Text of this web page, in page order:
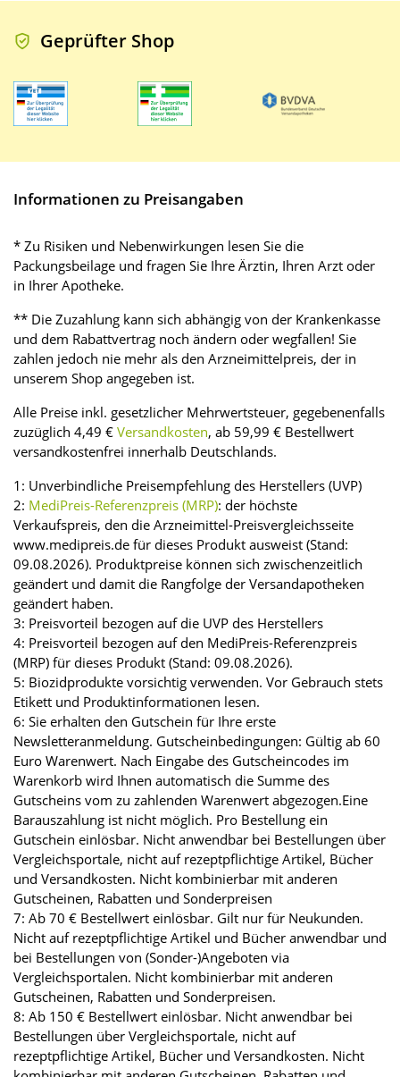
Geprüfter Shop
Informationen zu Preisangaben
* Zu Risiken und Nebenwirkungen lesen Sie die
Packungsbeilage und fragen Sie Ihre Ärztin, Ihren Arzt oder
in Ihrer Apotheke.
** Die Zuzahlung kann sich abhängig von der Krankenkasse
und dem Rabattvertrag noch ändern oder wegfallen! Sie
zahlen jedoch nie mehr als den Arzneimittelpreis, der in
unserem Shop angegeben ist.
Alle Preise inkl. gesetzlicher Mehrwertsteuer, gegebenenfalls
zuzüglich 4,49 € Versandkosten, ab 59,99 € Bestellwert
versandkostenfrei innerhalb Deutschlands.
1: Unverbindliche Preisempfehlung des Herstellers (UVP)
2: MediPreis-Referenzpreis (MRP): der höchste
Verkaufspreis, den die Arzneimittel-Preisvergleichsseite
www.medipreis.de für dieses Produkt ausweist (Stand:
09.08.2026). Produktpreise können sich zwischenzeitlich
geändert und damit die Rangfolge der Versandapotheken
geändert haben.
3: Preisvorteil bezogen auf die UVP des Herstellers
4: Preisvorteil bezogen auf den MediPreis-Referenzpreis
(MRP) für dieses Produkt (Stand: 09.08.2026).
5: Biozidprodukte vorsichtig verwenden. Vor Gebrauch stets
Etikett und Produktinformationen lesen.
6: Sie erhalten den Gutschein für Ihre erste
Newsletteranmeldung. Gutscheinbedingungen: Gültig ab 60
Euro Warenwert. Nach Eingabe des Gutscheincodes im
Warenkorb wird Ihnen automatisch die Summe des
Gutscheins vom zu zahlenden Warenwert abgezogen.Eine
Barauszahlung ist nicht möglich. Pro Bestellung ein
Gutschein einlösbar. Nicht anwendbar bei Bestellungen über
Vergleichsportale, nicht auf rezeptpflichtige Artikel, Bücher
und Versandkosten. Nicht kombinierbar mit anderen
Gutscheinen, Rabatten und Sonderpreisen
7: Ab 70 € Bestellwert einlösbar. Gilt nur für Neukunden.
Nicht auf rezeptpflichtige Artikel und Bücher anwendbar und
bei Bestellungen von (Sonder-)Angeboten via
Vergleichsportalen. Nicht kombinierbar mit anderen
Gutscheinen, Rabatten und Sonderpreisen.
8: Ab 150 € Bestellwert einlösbar. Nicht anwendbar bei
Bestellungen über Vergleichsportale, nicht auf
rezeptpflichtige Artikel, Bücher und Versandkosten. Nicht